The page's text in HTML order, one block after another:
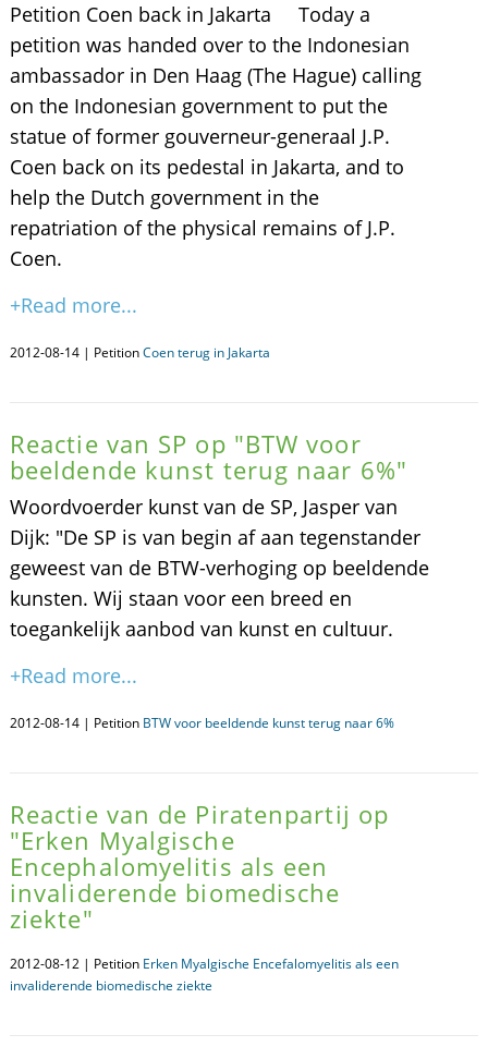
Petition Coen back in Jakarta Today a
petition was handed over to the Indonesian
ambassador in Den Haag (The Hague) calling
on the Indonesian government to put the
statue of former gouverneur-generaal J.P.
Coen back on its pedestal in Jakarta, and to
help the Dutch government in the
repatriation of the physical remains of J.P.
Coen.
+Read more...
2012-08-14 | PetitionCoen terug in Jakarta
Reactie van SP op "BTW voor
beeldende kunst terug naar 6%"
Woordvoerder kunst van de SP, Jasper van
Dijk: "De SP is van begin af aan tegenstander
geweest van de BTW-verhoging op beeldende
kunsten. Wij staan voor een breed en
toegankelijk aanbod van kunst en cultuur.
+Read more...
2012-08-14 | Petition BTW voor beeldende kunst terug naar 6%
Reactie van de Piratenpartij op
"Erken Myalgische
Encephalomyelitis als een
invaliderende biomedische
ziekte"
2012-08-12 | Petition Erken Myalgische Encefalomyelitis als een
invaliderende biomedische ziekte